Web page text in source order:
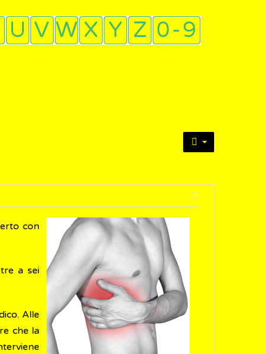
con
a sei
Alle
che la